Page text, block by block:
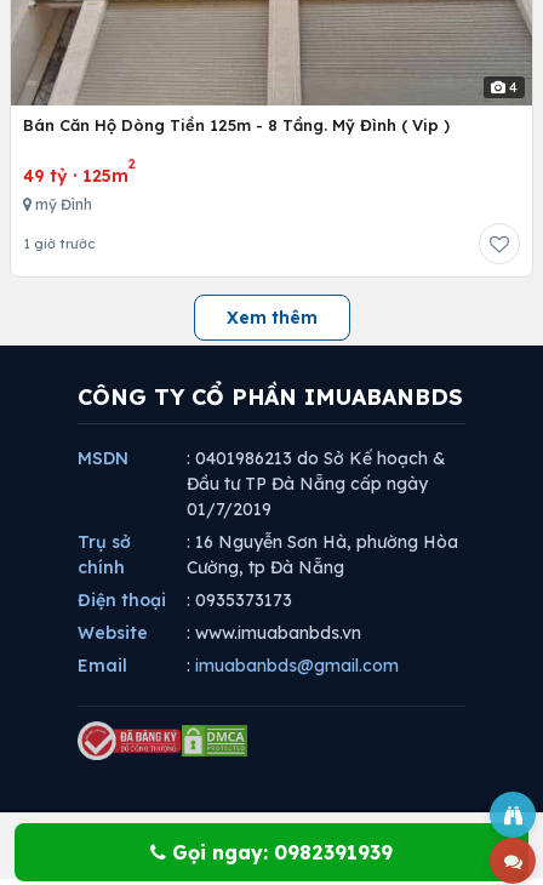
4
Bán Căn Hộ Dòng Tiền 125m - 8 Tầng. Mỹ Đình ( Vip )
49 tỷ · 125m
2
mỹ Đình
1 giờ trước
Xem thêm
Gọi ngay: 0982391939
CÔNG TY CỔ PHẦN IMUABANBDS
MSDN
: 0401986213 do Sở Kế hoạch &
Đầu tư TP Đà Nẵng cấp ngày
01/7/2019
Trụ sở
chính
: 16 Nguyễn Sơn Hà, phường Hòa
Cường, tp Đà Nẵng
Điện thoại
: 0935373173
Website
: www.imuabanbds.vn
Email
: imuabanbds@gmail.com